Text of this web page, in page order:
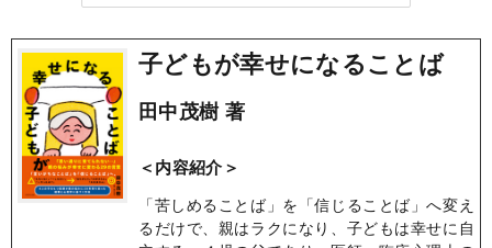
子どもが幸せになることば
田中茂樹 著
＜内容紹介＞
「苦しめることば」を「信じることば」へ変え
るだけで、親はラクになり、子どもは幸せに自